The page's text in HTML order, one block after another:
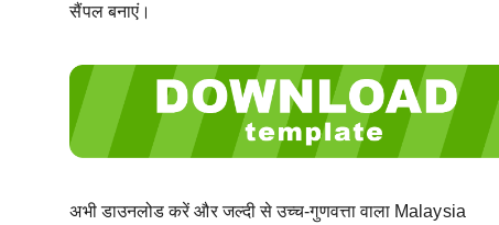
सैंपल बनाएं।
अभी डाउनलोड करें और जल्दी से उच्च-गुणवत्ता वाला Malaysia